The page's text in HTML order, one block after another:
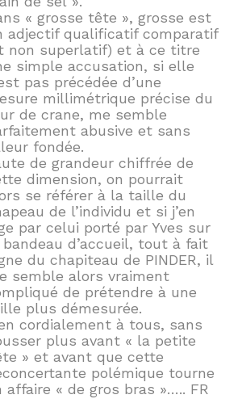
« grosse tête », grosse est
adjectif qualificatif comparatif
non superlatif) et à ce titre
simple accusation, si elle
pas précédée d’une
millimétrique précise du
de crane, me semble
abusive et sans
fondée.
de grandeur chiffrée de
dimension, on pourrait
se référer à la taille du
de l’individu et si j’en
par celui porté par Yves sur
d’accueil, tout à fait
du chapiteau de PINDER, il
semble alors vraiment
de prétendre à une
plus démesurée.
cordialement à tous, sans
plus avant « la petite
» et avant que cette
polémique tourne
affaire « de gros bras »….. FR